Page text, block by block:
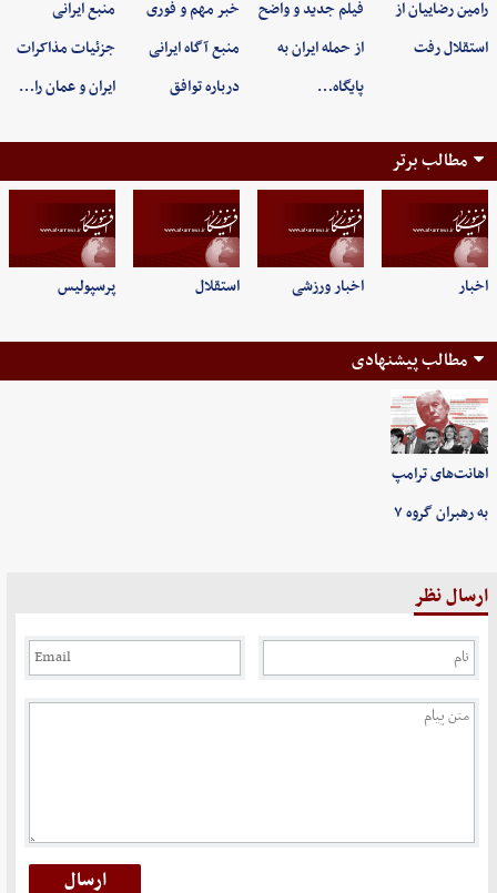
رامین رضاییان از
استقلال رفت
فیلم جدید و واضح
از حمله ایران به
پایگاه…
خبر مهم و فوری
منبع آگاه ایرانی
درباره توافق
منبع ایرانی
جزئیات مذاکرات
ایران و عمان را…
مطالب برتر
اخبار اخبار ورزشی استقلال پرسپولیس
مطالب پیشنهادی
اهانت‌های ترامپ
به رهبران گروه ۷
ارسال نظر